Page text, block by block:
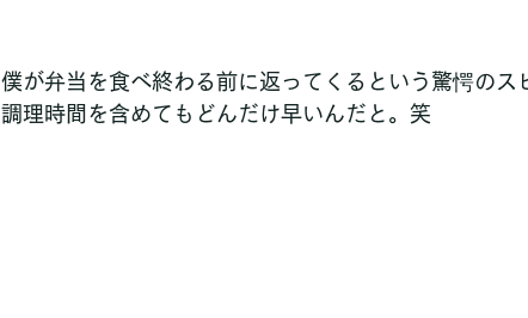
僕が弁当を食べ終わる前に返ってくるという驚愕のス
調理時間を含めてもどんだけ早いんだと。笑